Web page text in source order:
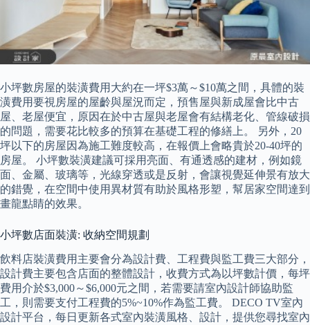
小坪數房屋的裝潢費用大約在一坪$3萬～$10萬之間，具體的裝
潢費用要視房屋的屋齡與屋況而定，預售屋與新成屋會比中古
屋、老屋便宜，原因在於中古屋與老屋會有結構老化、管線破損
的問題，需要花比較多的預算在基礎工程的修繕上。 另外，20
坪以下的房屋因為施工難度較高，在報價上會略貴於20-40坪的
房屋。 小坪數裝潢建議可採用亮面、有通透感的建材，例如鏡
面、金屬、玻璃等，光線穿透或是反射，會讓視覺延伸景有放大
的錯覺，在空間中使用異材質有助於風格形塑，幫居家空間達到
畫龍點睛的效果。
小坪數店面裝潢: 收納空間規劃
飲料店裝潢費用主要會分為設計費、工程費與監工費三大部分，
設計費主要包含店面的整體設計，收費方式為以坪數計價，每坪
費用介於$3,000～$6,000元之間，若需要請室內設計師協助監
工，則需要支付工程費的5%~10%作為監工費。 DECO TV室內
設計平台，每日更新各式室內裝潢風格、設計，提供您尋找室內